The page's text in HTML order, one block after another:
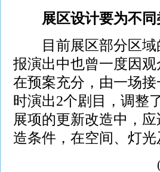
展区设计要为不
目前展区部分区域
报演出中也曾一度因
在预案充分，由一场
时演出2个剧目，调整
展项的更新改造中，
造条件，在空间、灯